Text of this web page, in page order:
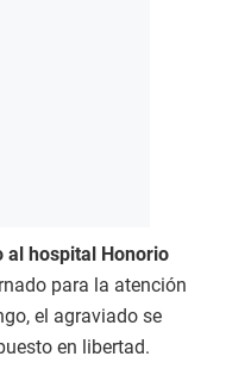
al hospital Honorio
para la atención
el agraviado se
en libertad.